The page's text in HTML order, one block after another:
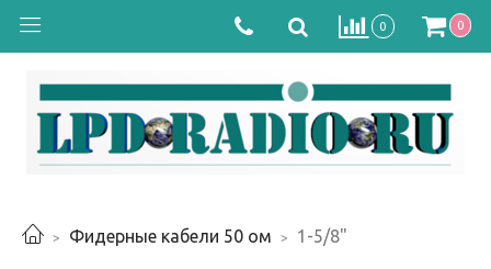
0 0
Фидерные кабели 50 ом 1-5/8"